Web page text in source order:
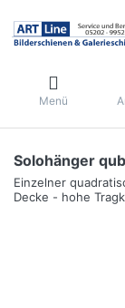
Menü
Solohänger
Einzelner
Decke - hohe